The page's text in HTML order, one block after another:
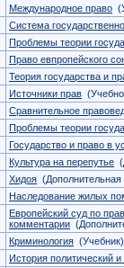
Международное право
Система
Проблемы теории
Право евпропейского
Теория государства и
Источники прав
Сравнительное
Проблемы теории
Государство и право в
Культура на перепутье
Хидоя (Дополнительная
Наследование жилых
Европейский суд по
комментарии
Криминология (Учебник)
История политический